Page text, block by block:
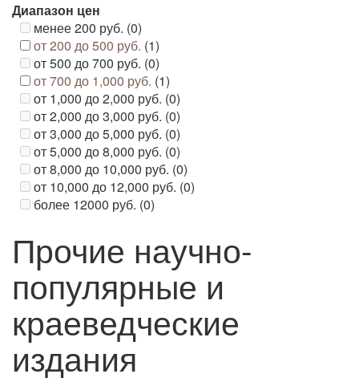
Диапазон цен
менее 200 руб. (0)
от 200 до 500 руб. (1)
от 500 до 700 руб. (0)
от 700 до 1,000 руб. (1)
от 1,000 до 2,000 руб. (0)
от 2,000 до 3,000 руб. (0)
от 3,000 до 5,000 руб. (0)
от 5,000 до 8,000 руб. (0)
от 8,000 до 10,000 руб. (0)
от 10,000 до 12,000 руб. (0)
более 12000 руб. (0)
Прочие научно-
популярные и
краеведческие
издания